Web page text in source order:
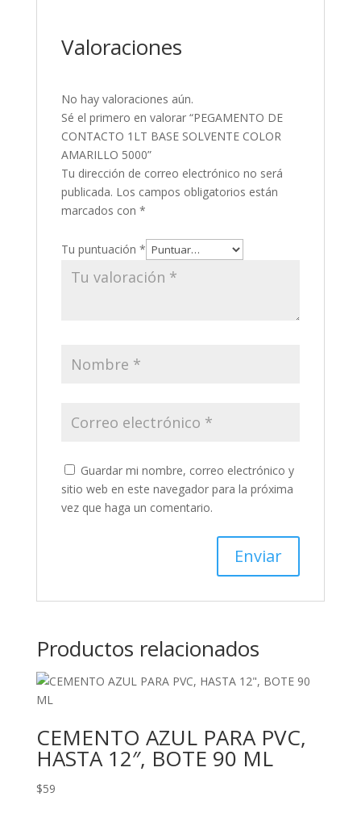
Valoraciones
No hay valoraciones aún.
Sé el primero en valorar “PEGAMENTO DE
CONTACTO 1LT BASE SOLVENTE COLOR
AMARILLO 5000”
Tu dirección de correo electrónico no será
publicada. Los campos obligatorios están
marcados con *
Tu puntuación *
Guardar mi nombre, correo electrónico y
sitio web en este navegador para la próxima
vez que haga un comentario.
Productos relacionados
CEMENTO AZUL PARA PVC,
HASTA 12″, BOTE 90 ML
$59